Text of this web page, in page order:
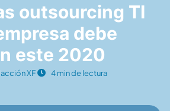
outsourcing TI
debe
este 2020
XF 4 min de lectura